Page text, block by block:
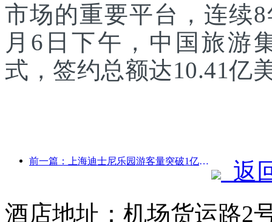
市场的重要平台，连续
月6日下午，中国旅游
式，签约总额达10.41亿
前一篇：上海迪士尼乐园游客量突破1亿人次 将扩建第四座主题酒店
返
酒店地址：机场货运路2